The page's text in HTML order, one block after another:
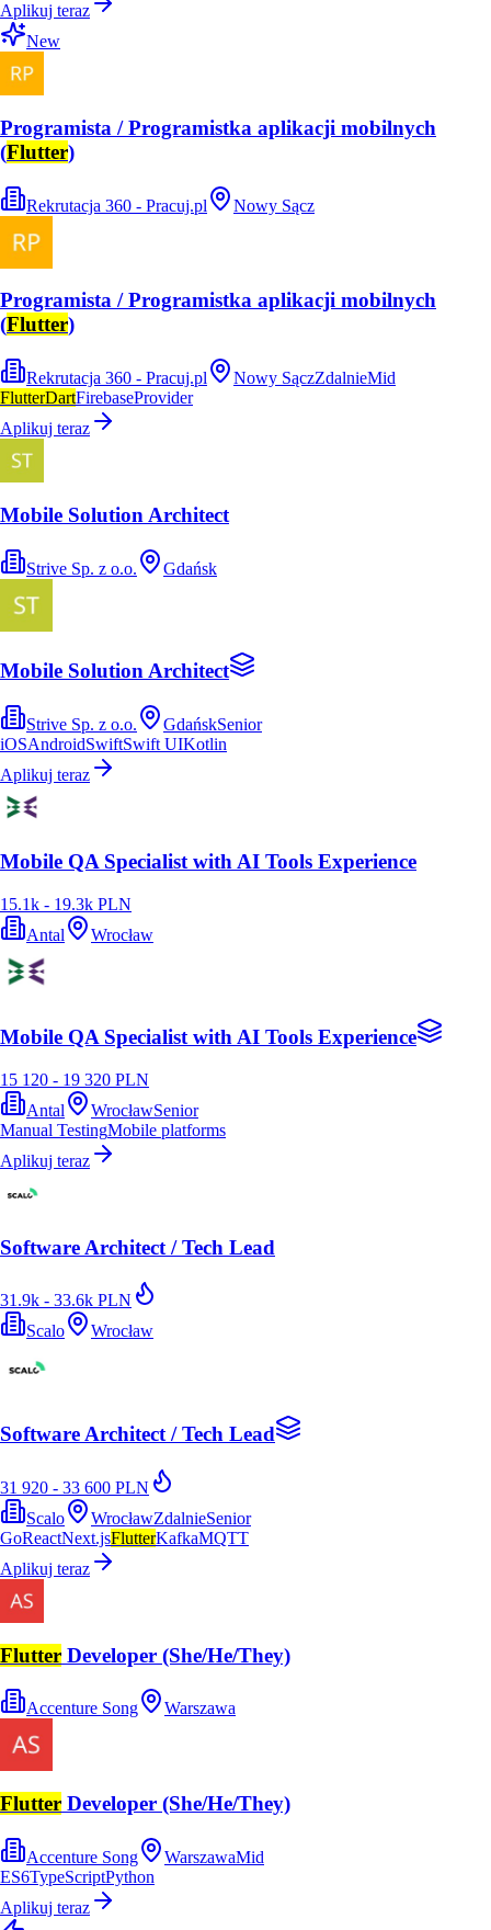
Aplikuj teraz
New
Programista / Programistka aplikacji mobilnych
(Flutter)
Rekrutacja 360 - Pracuj.pl Nowy Sącz
Programista / Programistka aplikacji mobilnych
(Flutter)
Rekrutacja 360 - Pracuj.pl Nowy SączZdalnieMid
FlutterDartFirebaseProvider
Aplikuj teraz
Mobile Solution Architect
Strive Sp. z o.o. Gdańsk
Mobile Solution Architect
Strive Sp. z o.o. GdańskSenior
iOSAndroidSwiftSwift UIKotlin
Aplikuj teraz
Mobile QA Specialist with AI Tools Experience
15.1k - 19.3k PLN
Antal
Wrocław
Mobile QA Specialist with AI Tools Experience
15 120 - 19 320 PLN
Antal
WrocławSenior
Manual TestingMobile platforms
Aplikuj teraz
Software Architect / Tech Lead
31.9k - 33.6k PLN
Scalo
Wrocław
Software Architect / Tech Lead
31 920 - 33 600 PLN
Scalo
WrocławZdalnieSenior
GoReactNext.jsFlutterKafkaMQTT
Aplikuj teraz
Flutter Developer (She/He/They)
Accenture Song Warszawa
Flutter Developer (She/He/They)
Accenture Song WarszawaMid
ES6TypeScriptPython
Aplikuj teraz